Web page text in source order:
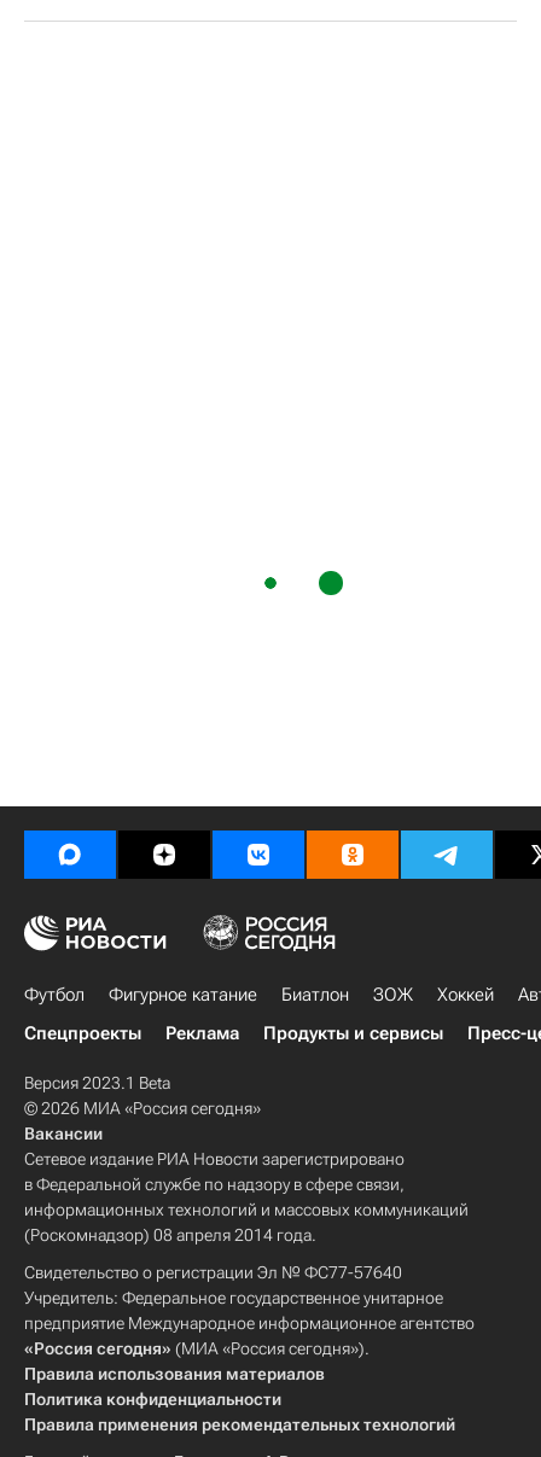
Футбол Фигурное катание Биатлон ЗОЖ Хоккей
Спецпроекты
Реклама Продукты и сервисы Пресс-
Версия 2023.1 Beta
© 2026 МИА «Россия сегодня»
Вакансии
Сетевое издание РИА Новости зарегистрировано
в Федеральной службе по надзору в сфере связи,
информационных технологий и массовых коммуникаций
(Роскомнадзор) 08 апреля 2014 года.
Свидетельство о регистрации Эл № ФС77-57640
Учредитель: Федеральное государственное унитарное
предприятие Международное информационное агентство
«Россия сегодня» (МИА «Россия сегодня»).
Правила использования материалов
Политика конфиденциальности
Правила применения рекомендательных технологий